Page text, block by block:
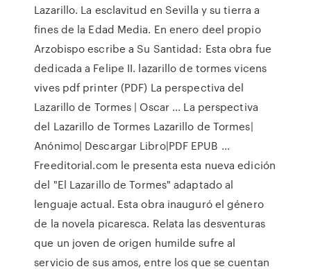
Lazarillo. La esclavitud en Sevilla y su tierra a
fines de la Edad Media. En enero deel propio
Arzobispo escribe a Su Santidad: Esta obra fue
dedicada a Felipe II. lazarillo de tormes vicens
vives pdf printer (PDF) La perspectiva del
Lazarillo de Tormes | Oscar ... La perspectiva
del Lazarillo de Tormes Lazarillo de Tormes|
Anónimo| Descargar Libro|PDF EPUB ...
Freeditorial.com le presenta esta nueva edición
del "El Lazarillo de Tormes" adaptado al
lenguaje actual. Esta obra inauguró el género
de la novela picaresca. Relata las desventuras
que un joven de origen humilde sufre al
servicio de sus amos, entre los que se cuentan